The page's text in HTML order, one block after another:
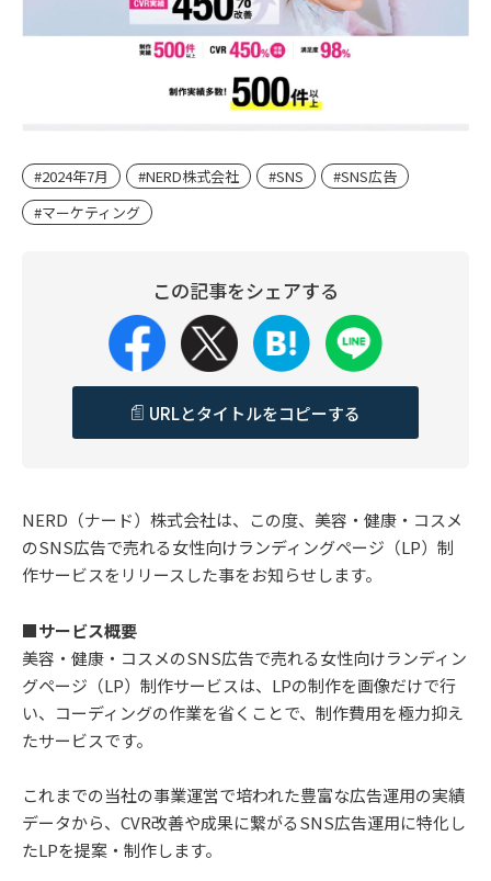
#2024年7月 #NERD株式会社 #SNS
#SNS広告
#マーケティング
この記事をシェアする
URLとタイトルをコピーする
NERD（ナード）株式会社は、この度、美容・健康・コスメ
のSNS広告で売れる女性向けランディングページ（LP）制
作サービスをリリースした事をお知らせします。
■サービス概要
美容・健康・コスメのSNS広告で売れる女性向けランディン
グページ（LP）制作サービスは、LPの制作を画像だけで行
い、コーディングの作業を省くことで、制作費用を極力抑え
たサービスです。
これまでの当社の事業運営で培われた豊富な広告運用の実績
データから、CVR改善や成果に繋がるSNS広告運用に特化し
たLPを提案・制作します。